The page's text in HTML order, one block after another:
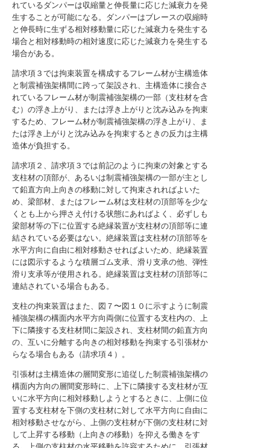
れているダンパーは収縮量と伸長量に応じた減衰力を発
生することが可能になる。ダンパーはブレースの収縮時
と伸長時に生ずる相対移動量に応じた減衰力を発生する
場合と相対移動時の相対速度に応じた減衰力を発生する
場合がある。
請求項３では拘束装置を構成するフレーム材が主構造体
と制震補強架構間に跨って架設され、主構造体に接合さ
れているフレーム材が制震補強架構の一部（支柱材を含
む）の浮き上がり、または浮き上がりと沈み込みを拘束
するため、フレーム材が制震補強架構の浮き上がり、ま
たは浮き上がりと沈み込みを拘束するときの反力は主構
造体が負担する。
請求項２、請求項３では前記のように拘束の対象とする
支柱材の頂部が、あるいは制震補強架構の一部が主とし
て鉛直方向上向きの移動に対して拘束されればよいた
め、梁部材、またはフレーム材は支柱材の頂部等を少な
くとも上から押さえ付ける状態にあればよく、必ずしも
梁部材等の下に位置する絶縁装置が支柱材の頂部等に連
結されている必要はない。絶縁装置は支柱材の頂部等を
水平方向に自由に相対移動させればよいため、絶縁装置
には図示するような積層ゴム支承、滑り支承の他、弾性
滑り支承等が使用される。絶縁装置は支柱材の頂部等に
連結されている場合もある。
支柱の拘束装置はまた、図７〜図１０に示すように制震
補強架構の構面内水平方向両側に位置する支柱内の、上
下に隣接する支柱材間に架設され、支柱材間の鉛直方向
の、互いに分離する向きの相対移動を拘束する引張材か
らなる場合もある（請求項４）。
引張材は主構造体の層間変形に追従した制震補強架構の
構面内方向の層間変形時に、上下に隣接する支柱材が互
いに水平方向に相対移動しようとするときに、上側に位
置する支柱材を下側の支柱材に対して水平方向に自由に
相対移動させながら、上側の支柱材が下側の支柱材に対
して上昇する移動（上向きの移動）を抑える働きをす